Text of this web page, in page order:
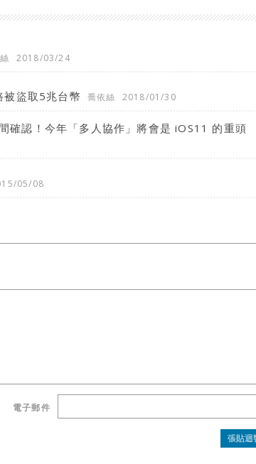
2018/03/24
盜取5兆台幣 喬依絲 2018/01/30
認！今年「多人協作」將會是 iOS11 的重頭
05/08
電子郵件